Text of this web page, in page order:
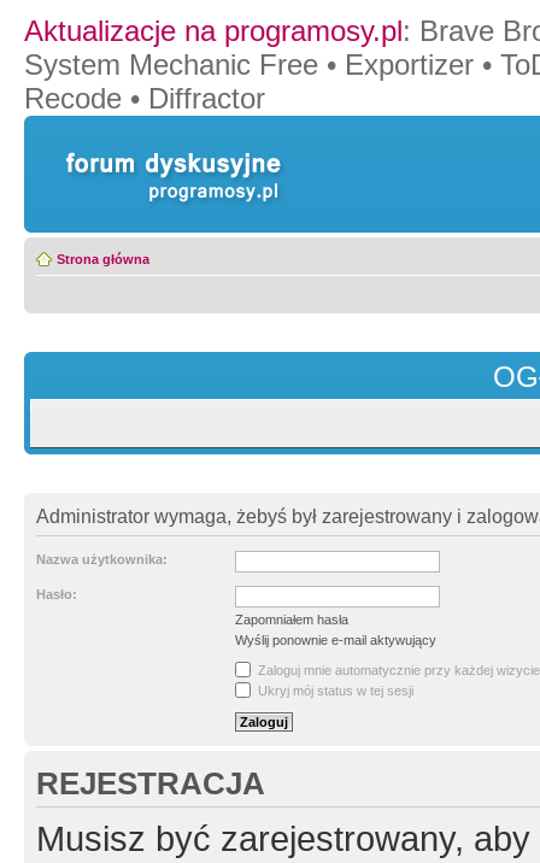
Aktualizacje na programosy.pl: Brave
System Mechanic Free • Exportizer •
Recode • Diffractor
Strona główna
Administrator wymaga, żebyś był zarejestrowany i
Nazwa użytkownika:
Hasło:
Zapomniałem hasła
Wyślij ponownie e-mail aktywujący
Zaloguj mnie automatycznie przy każdej wizycie
Ukryj mój status w tej sesji
REJESTRACJA
Musisz być zarejestrowany,